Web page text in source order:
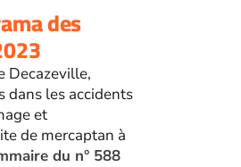
des
Decazeville,
dans les accidents
et
de mercaptan à
du n° 588